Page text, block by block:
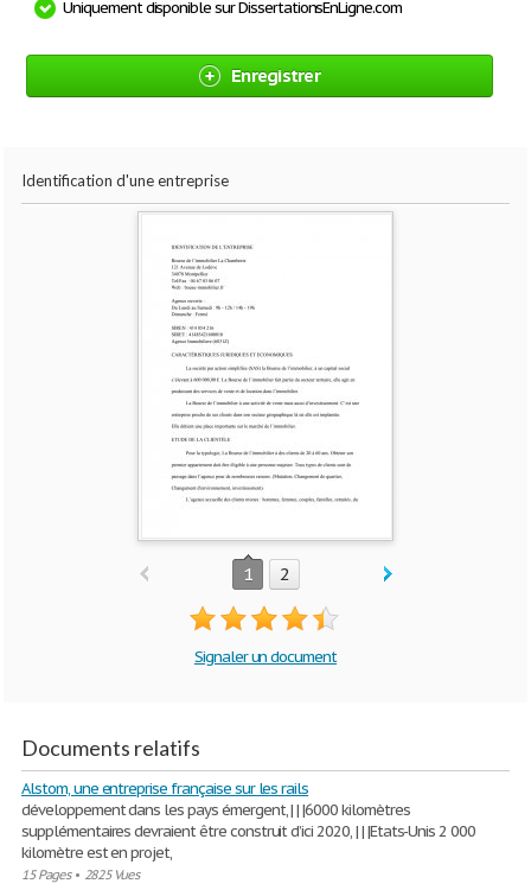
Uniquement disponible sur DissertationsEnLigne.com
Enregistrer
Identification d'une entreprise
1 2
Signaler un document
Documents relatifs
Alstom, une entreprise française sur les rails
développement dans les pays émergent, | | |6000 kilomètres
supplémentaires devraient être construit d’ici 2020, | | |Etats-Unis 2 000
kilomètre est en projet,
15 Pages• 2825 Vues